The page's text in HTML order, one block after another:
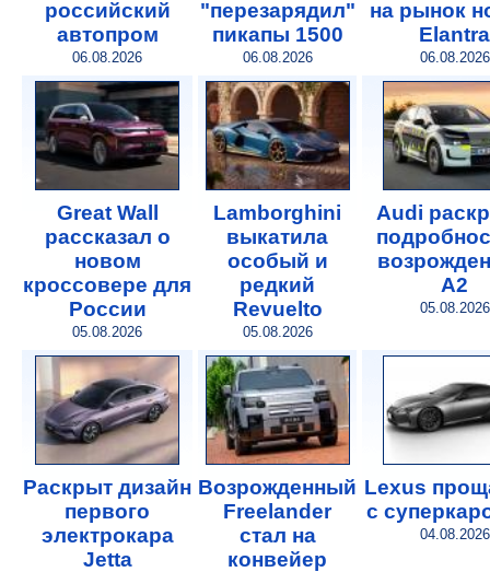
российский
автопром
06.08.2026
"перезарядил"
пикапы 1500
06.08.2026
на рынок
Elantra
06.08.2026
Great Wall
рассказал о
новом
кроссовере для
России
05.08.2026
Lamborghini
выкатила
особый и
редкий
Revuelto
05.08.2026
Audi
A2
05.08.2026
Раскрыт дизайн
первого
электрокара
Jetta
Возрожденный
Freelander
стал на
конвейер
Lexus
с
04.08.2026